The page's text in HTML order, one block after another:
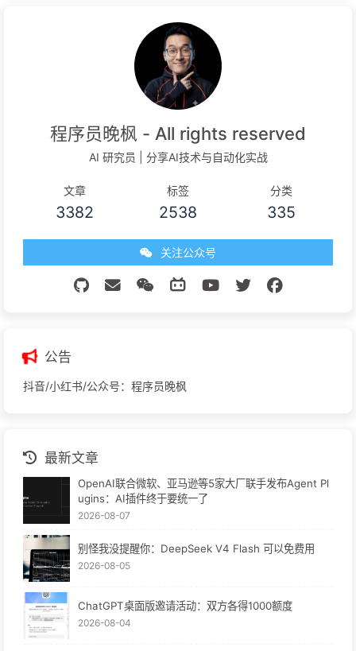
程序员晚枫 - All rights reserved
AI 研究员 | 分享AI技术与自动化实战
文章
3382
标签
2538
分类
335
关注公众号
公告
抖音/小红书/公众号：程序员晚枫
最新文章
OpenAI联合微软、亚马逊等5家大厂联手发布Agent Pl
ugins：AI插件终于要统一了
2026-08-07
别怪我没提醒你：DeepSeek V4 Flash 可以免费用
2026-08-05
ChatGPT桌面版邀请活动：双方各得1000额度
2026-08-04